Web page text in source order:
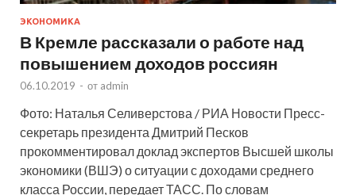
ЭКОНОМИКА
В Кремле рассказали о работе над
повышением доходов россиян
06.10.2019 - от admin
Фото: Наталья Селиверстова / РИА Новости Пресс-
секретарь президента Дмитрий Песков
прокомментировал доклад экспертов Высшей школы
экономики (ВШЭ) о ситуации с доходами среднего
класса России, передает ТАСС. По словам